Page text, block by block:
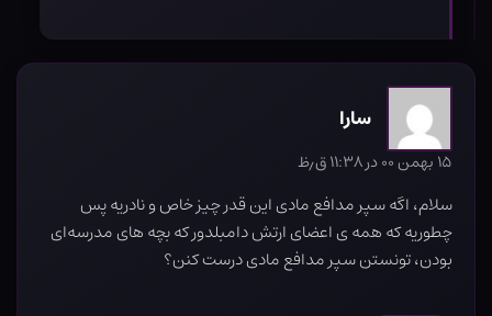
سارا
۱۵ بهمن ۰۰ در ۱۱:۳۸ ق٫ظ
سلام، اگه سپر مدافع مادی این قدر چیز خاص و نادریه پس
چطوریه که همه ی اعضای ارتش دامبلدور که بچه های مدرسه‌ای
بودن، تونستن سپر مدافع مادی درست کنن؟